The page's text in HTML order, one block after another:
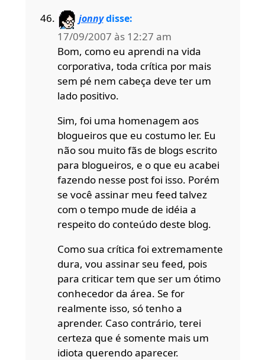
jonny disse:
17/09/2007 às 12:27 am
Bom, como eu aprendi na vida
corporativa, toda crítica por mais
sem pé nem cabeça deve ter um
lado positivo.
Sim, foi uma homenagem aos
blogueiros que eu costumo ler. Eu
não sou muito fãs de blogs escrito
para blogueiros, e o que eu acabei
fazendo nesse post foi isso. Porém
se você assinar meu feed talvez
com o tempo mude de idéia a
respeito do conteúdo deste blog.
Como sua crítica foi extremamente
dura, vou assinar seu feed, pois
para criticar tem que ser um ótimo
conhecedor da área. Se for
realmente isso, só tenho a
aprender. Caso contrário, terei
certeza que é somente mais um
idiota querendo aparecer.